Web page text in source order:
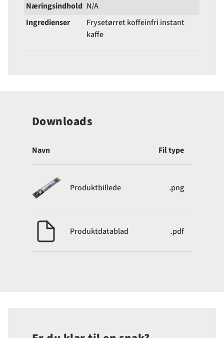
Næringsindhold N/A
Ingredienser
Frysetørret koffeinfri instant
kaffe
Downloads
Navn Fil type
Produktbillede .png
Produktdatablad .pdf